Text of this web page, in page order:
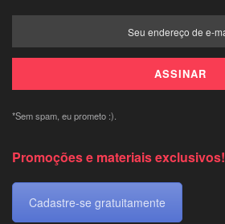
*Sem spam, eu prometo :).
Promoções e materiais exclusivos!
Cadastre-se gratuitamente